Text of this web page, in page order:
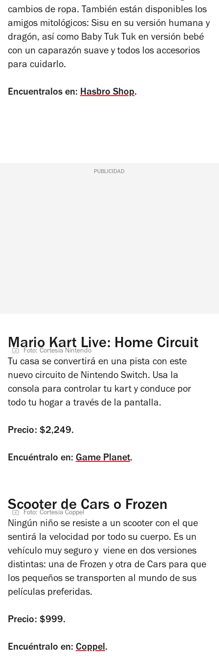
cambios de ropa. También están disponibles los
amigos mitológicos: Sisu en su versión humana y
dragón, así como Baby Tuk Tuk en versión bebé
con un caparazón suave y todos los accesorios
para cuidarlo.
Encuentralos en: Hasbro Shop.
PUBLICIDAD
Mario Kart Live: Home Circuit
Foto: Cortesía Nintendo
Tu casa se convertirá en una pista con este
nuevo circuito de Nintendo Switch. Usa la
consola para controlar tu kart y conduce por
todo tu hogar a través de la pantalla.
Precio: $2,249.
Encuéntralo en: Game Planet.
Scooter de Cars o Frozen
Foto: Cortesía Coppel
Ningún niño se resiste a un scooter con el que
sentirá la velocidad por todo su cuerpo. Es un
vehículo muy seguro y viene en dos versiones
distintas: una de Frozen y otra de Cars para que
los pequeños se transporten al mundo de sus
películas preferidas.
Precio: $999.
Encuéntralo en: Coppel.